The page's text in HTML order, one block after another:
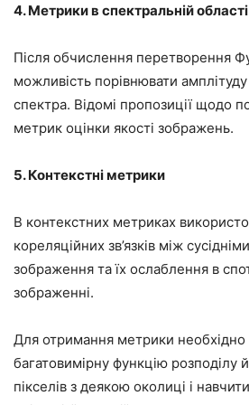
4. Метрики в спектральній області
Після обчислення перетворення
можливість порівнювати
спектра. Відомі пропозиції щодо
метрик оцінки якості зображень.
5. Контекстні метрики
В контекстних метриках
кореляційних зв’язків між
зображення та їх ослаблення в
зображенні.
Для отримання метрики необхідно
багатовимірну функцію розподілу
пікселів з деякою околиці і